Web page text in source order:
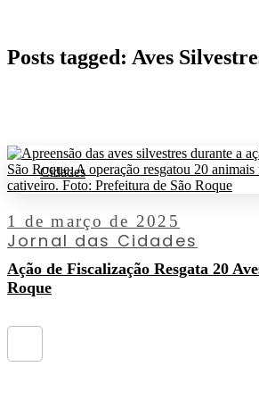
Posts tagged: Aves
1 de março de 2025
Jornal das Cidades
Cidades
Ação de Fiscalização Resgata 20
Roque